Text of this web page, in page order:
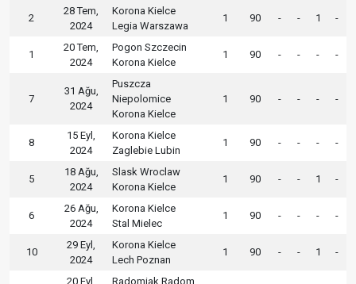
2
28 Tem,
2024
Korona Kielce
Legia Warszawa
1 90 - - 1 -
1
20 Tem,
2024
Pogon Szczecin
Korona Kielce
1 90 - - - -
7
31 Ağu,
2024
Puszcza
Niepolomice
Korona Kielce
1 90 - - - -
8
15 Eyl,
2024
Korona Kielce
Zaglebie Lubin
1 90 - - - -
5
18 Ağu,
2024
Slask Wroclaw
Korona Kielce
1 90 - - 1 -
6
26 Ağu,
2024
Korona Kielce
Stal Mielec
1 90 - - - -
10
29 Eyl,
2024
Korona Kielce
Lech Poznan
1 90 - - 1 -
20 Eyl,
Radomiak Radom